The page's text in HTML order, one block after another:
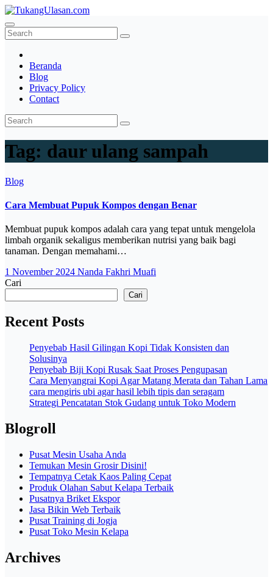
Skip
to
content
TukangUlasan.com
Baca Aja Dulu!
Beranda
Blog
Privacy Policy
Contact
Tag: daur ulang sampah
Blog
Cara Membuat Pupuk Kompos dengan Benar
Membuat pupuk kompos adalah cara yang tepat untuk mengelola
limbah organik sekaligus memberikan nutrisi yang baik bagi
tanaman. Dengan memahami…
1 November 2024 Nanda Fakhri Muafi
Cari
Cari
Recent Posts
Penyebab Hasil Gilingan Kopi Tidak Konsisten dan
Solusinya
Penyebab Biji Kopi Rusak Saat Proses Pengupasan
Cara Menyangrai Kopi Agar Matang Merata dan Tahan Lama
cara mengiris ubi agar hasil lebih tipis dan seragam
Strategi Pencatatan Stok Gudang untuk Toko Modern
Blogroll
Pusat Mesin Usaha Anda
Temukan Mesin Grosir Disini!
Tempatnya Cetak Kaos Paling Cepat
Produk Olahan Sabut Kelapa Terbaik
Pusatnya Briket Ekspor
Jasa Bikin Web Terbaik
Pusat Training di Jogja
Pusat Toko Mesin Kelapa
Archives